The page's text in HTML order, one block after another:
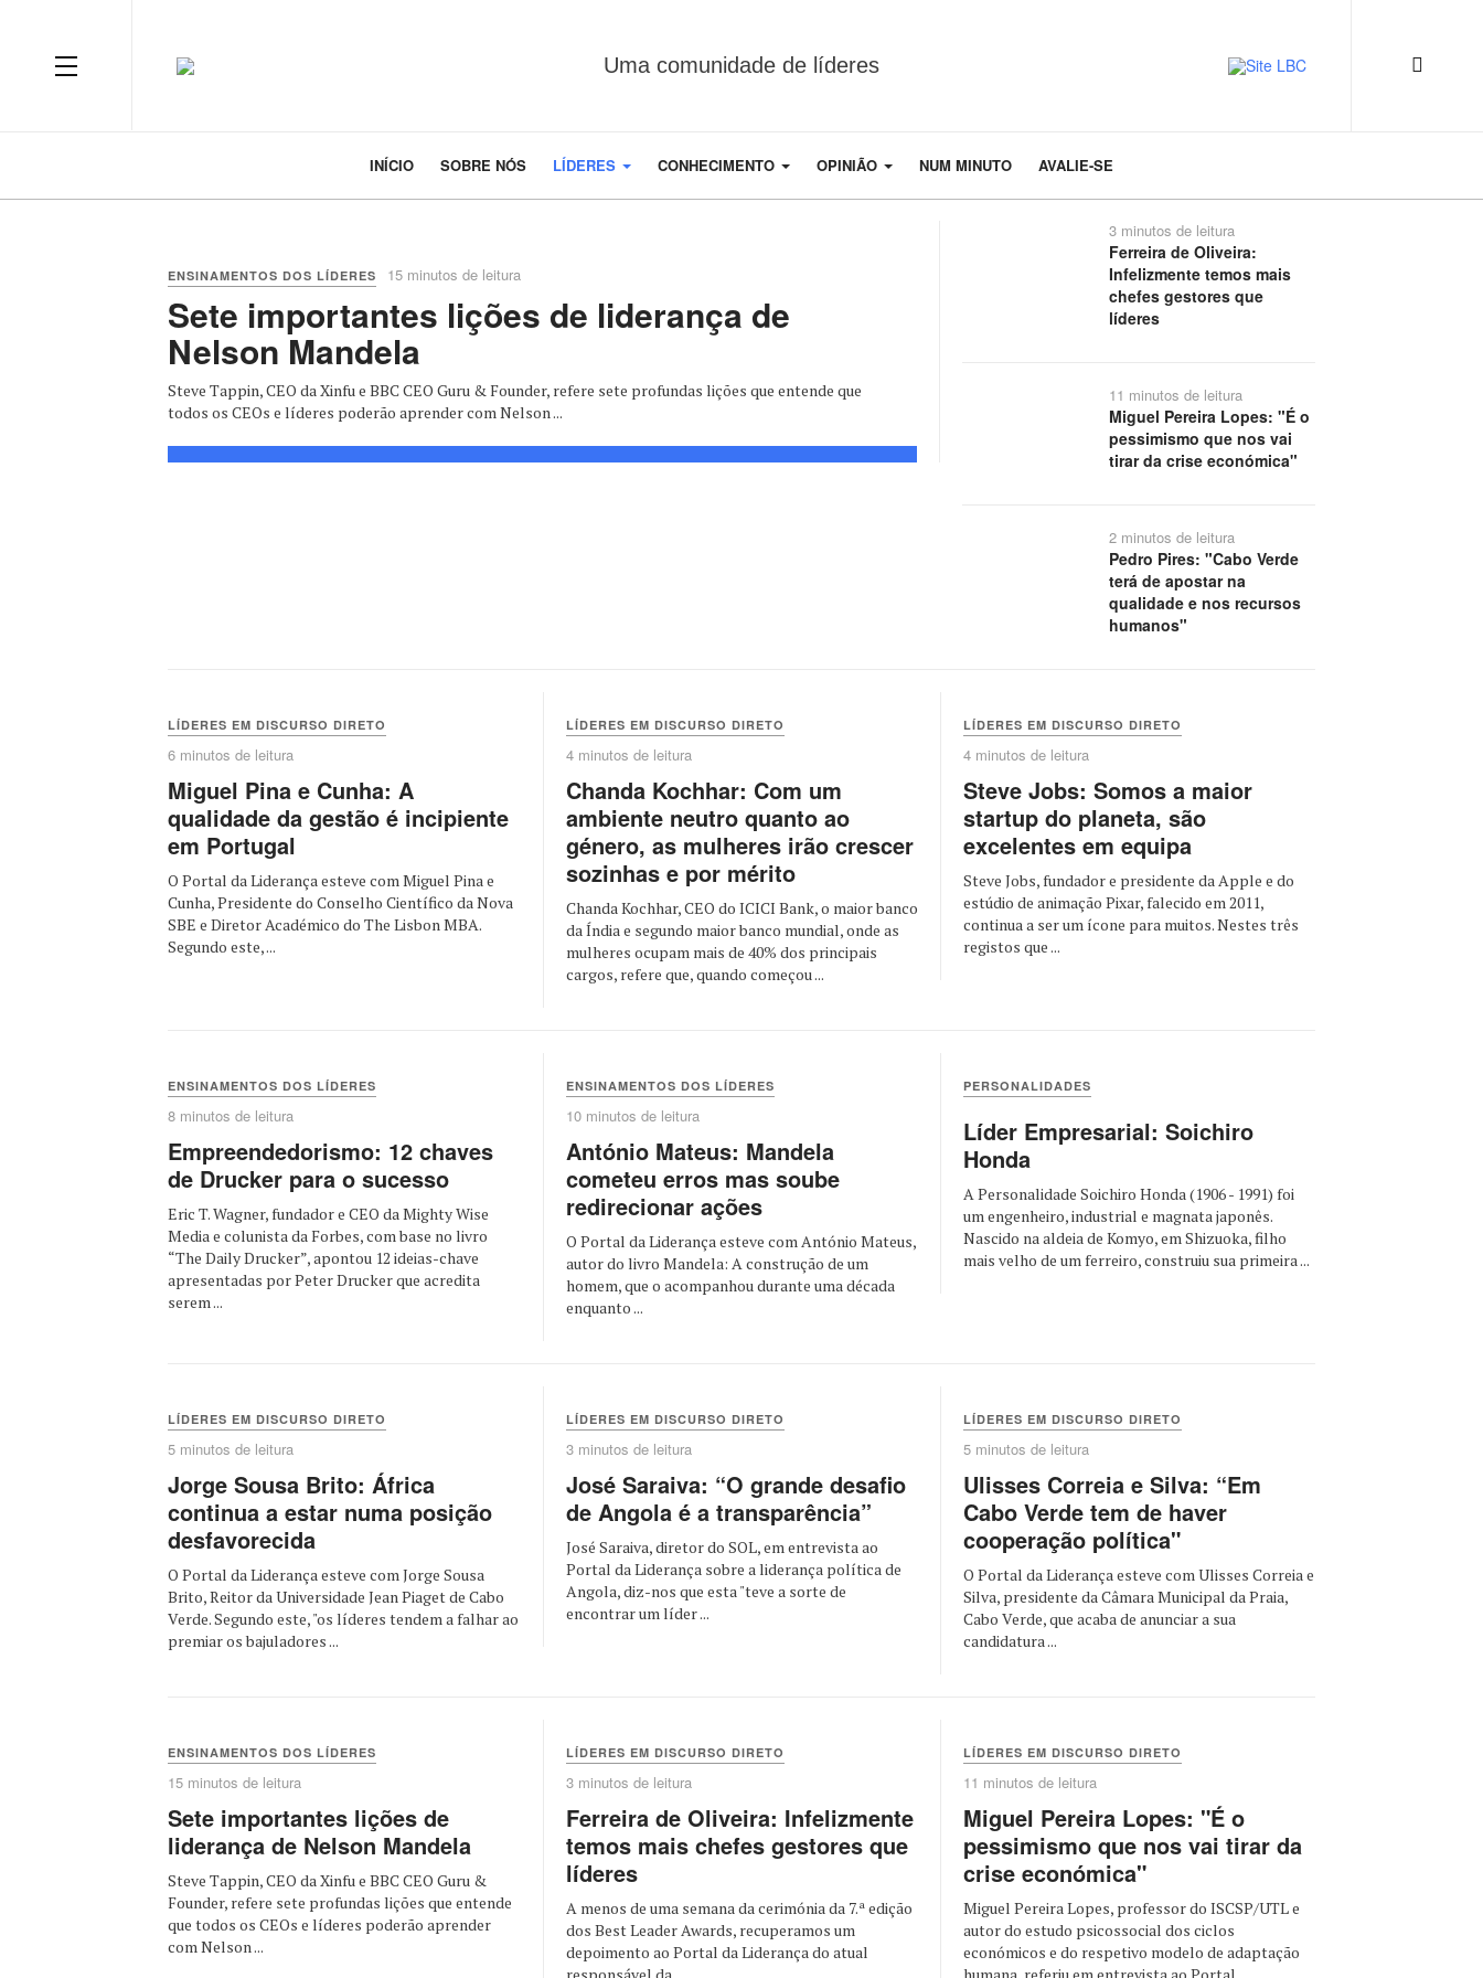
Uma comunidade de líderes
INÍCIO SOBRE NÓS LÍDERES CONHECIMENTO OPINIÃO NUM MINUTO AVALIE-SE
ENSINAMENTOS DOS LÍDERES 15 minutos de leitura
Sete importantes lições de liderança de
Nelson Mandela
Steve Tappin, CEO da Xinfu e BBC CEO Guru & Founder, refere sete profundas lições que entende que
todos os CEOs e líderes poderão aprender com Nelson ...
3 minutos de leitura
Ferreira de Oliveira:
Infelizmente temos mais
chefes gestores que
líderes
11 minutos de leitura
Miguel Pereira Lopes: "É o
pessimismo que nos vai
tirar da crise económica"
2 minutos de leitura
Pedro Pires: "Cabo Verde
terá de apostar na
qualidade e nos recursos
humanos"
LÍDERES EM DISCURSO DIRETO
6 minutos de leitura
Miguel Pina e Cunha: A
qualidade da gestão é incipiente
em Portugal
O Portal da Liderança esteve com Miguel Pina e
Cunha, Presidente do Conselho Científico da Nova
SBE e Diretor Académico do The Lisbon MBA.
Segundo este, ...
LÍDERES EM DISCURSO DIRETO
4 minutos de leitura
Chanda Kochhar: Com um
ambiente neutro quanto ao
género, as mulheres irão crescer
sozinhas e por mérito
Chanda Kochhar, CEO do ICICI Bank, o maior banco
da Índia e segundo maior banco mundial, onde as
mulheres ocupam mais de 40% dos principais
cargos, refere que, quando começou ...
LÍDERES EM DISCURSO DIRETO
4 minutos de leitura
Steve Jobs: Somos a maior
startup do planeta, são
excelentes em equipa
Steve Jobs, fundador e presidente da Apple e do
estúdio de animação Pixar, falecido em 2011,
continua a ser um ícone para muitos. Nestes três
registos que ...
ENSINAMENTOS DOS LÍDERES
8 minutos de leitura
Empreendedorismo: 12 chaves
de Drucker para o sucesso
Eric T. Wagner, fundador e CEO da Mighty Wise
Media e colunista da Forbes, com base no livro
“The Daily Drucker”, apontou 12 ideias-chave
apresentadas por Peter Drucker que acredita
serem ...
ENSINAMENTOS DOS LÍDERES
10 minutos de leitura
António Mateus: Mandela
cometeu erros mas soube
redirecionar ações
O Portal da Liderança esteve com António Mateus,
autor do livro Mandela: A construção de um
homem, que o acompanhou durante uma década
enquanto ...
PERSONALIDADES
Líder Empresarial: Soichiro
Honda
A Personalidade Soichiro Honda (1906 - 1991) foi
um engenheiro, industrial e magnata japonês.
Nascido na aldeia de Komyo, em Shizuoka, filho
mais velho de um ferreiro, construiu sua primeira ...
LÍDERES EM DISCURSO DIRETO
5 minutos de leitura
Jorge Sousa Brito: África
continua a estar numa posição
desfavorecida
O Portal da Liderança esteve com Jorge Sousa
Brito, Reitor da Universidade Jean Piaget de Cabo
Verde. Segundo este, "os líderes tendem a falhar ao
premiar os bajuladores ...
LÍDERES EM DISCURSO DIRETO
3 minutos de leitura
José Saraiva: “O grande desafio
de Angola é a transparência”
José Saraiva, diretor do SOL, em entrevista ao
Portal da Liderança sobre a liderança política de
Angola, diz-nos que esta "teve a sorte de
encontrar um líder ...
LÍDERES EM DISCURSO DIRETO
5 minutos de leitura
Ulisses Correia e Silva: “Em
Cabo Verde tem de haver
cooperação política"
O Portal da Liderança esteve com Ulisses Correia e
Silva, presidente da Câmara Municipal da Praia,
Cabo Verde, que acaba de anunciar a sua
candidatura ...
ENSINAMENTOS DOS LÍDERES
15 minutos de leitura
Sete importantes lições de
liderança de Nelson Mandela
Steve Tappin, CEO da Xinfu e BBC CEO Guru &
Founder, refere sete profundas lições que entende
que todos os CEOs e líderes poderão aprender
com Nelson ...
LÍDERES EM DISCURSO DIRETO
3 minutos de leitura
Ferreira de Oliveira: Infelizmente
temos mais chefes gestores que
líderes
A menos de uma semana da cerimónia da 7.ª edição
dos Best Leader Awards, recuperamos um
depoimento ao Portal da Liderança do atual
LÍDERES EM DISCURSO DIRETO
11 minutos de leitura
Miguel Pereira Lopes: "É o
pessimismo que nos vai tirar da
crise económica"
Miguel Pereira Lopes, professor do ISCSP/UTL e
autor do estudo psicossocial dos ciclos
económicos e do respetivo modelo de adaptação